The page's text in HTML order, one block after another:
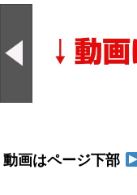
動画はページ下部